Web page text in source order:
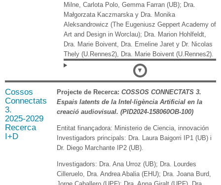
Milne, Carlota Polo, Gemma Farran (UB); Dra.
Małgorzata Kaczmarska y Dra. Monika
Aleksandrowicz (The Eugeniusz Geppert Academy of
Art and Design in Worclau); Dra. Marion Hohlfeldt,
Dra. Marie Boivent, Dra. Emeline Jaret y Dr. Nicolas
Thely (U.Rennes2), Dra. Marie Boivent (U.Rennes2).
Cossos
Connectats
3.
2025-2029
Recerca
I+D
Projecte de Recerca: COSSOS CONNECTATS 3.
Espais latents de la Intel·ligència Artificial en la
creació audiovisual. (PID2024-158060OB-100)
Entitat finançadora: Ministerio de Ciencia, innovación
Investigadors principals: Dra. Laura Baigorri IP1 (UB) i
Dr. Diego Marchante IP2 (UB).
Investigadors: Dra. Ana Urroz (UB); Dra. Lourdes
Cilleruelo, Dra. Andrea Abalia (EHU); Dra. Joana Burd,